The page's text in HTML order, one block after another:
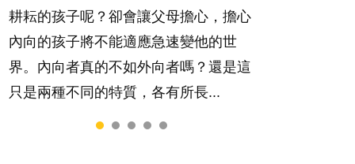
耕耘的孩子呢？卻會讓父母擔心，擔心
內向的孩子將不能適應急速變他的世
界。內向者真的不如外向者嗎？還是這
只是兩種不同的特質，各有所長...
個任務要做。可惜，有一樣重要至極
的，總被遺漏——關注自己的情緒和心
理健康。...
那麼難。一起來認識婚姻的真相！...